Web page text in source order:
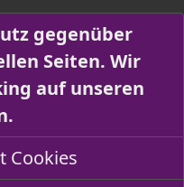
gegenüber
Seiten. Wir
auf unseren
Cookies